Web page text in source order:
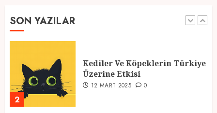
SON YAZILAR
1
2
Kediler Ve Köpeklerin Türkiye
Üzerine Etkisi
12 MART 2025 0